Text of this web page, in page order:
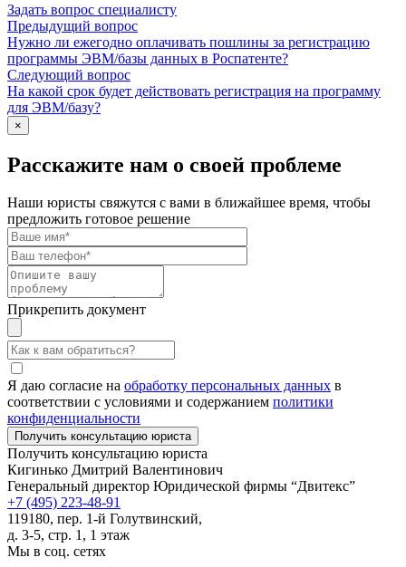
Задать вопрос специалисту
Предыдущий вопрос
Нужно ли ежегодно оплачивать пошлины за регистрацию
программы ЭВМ/базы данных в Роспатенте?
Следующий вопрос
На какой срок будет действовать регистрация на программу
для ЭВМ/базу?
×
Расскажите нам о своей проблеме
Наши юристы свяжутся с вами в ближайшее время, чтобы
предложить готовое решение
Прикрепить документ
Я даю согласие на обработку персональных данных в
соответствии с условиями и содержанием политики
конфиденциальности
Получить консультацию юриста
Кигинько Дмитрий Валентинович
Генеральный директор Юридической фирмы “Двитекс”
+7 (495) 223-48-91
119180, пер. 1-й Голутвинский,
д. 3-5, стр. 1, 1 этаж
Мы в соц. сетях